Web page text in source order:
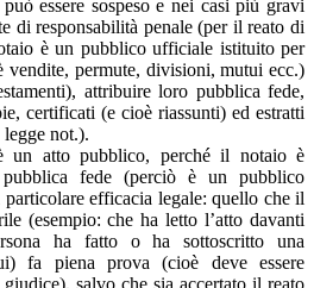
essere sospeso e nei casi più gravi
di responsabilità penale (per il reato di
è un pubblico ufficiale istituito per
permute, divisioni, mutui ecc.)
attribuire loro pubblica fede,
certificati (e cioè riassunti) ed estratti
not.).
un atto pubblico, perché il notaio è
fede (perciò è un pubblico
efficacia legale: quello che il
(esempio: che ha letto l’atto davanti
ha fatto o ha sottoscritto una
fa piena prova (cioè deve essere